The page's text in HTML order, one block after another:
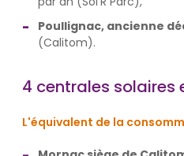
Poullignac, ancienne
(Calitom).
4 centrales solaires
L'équivalent de la